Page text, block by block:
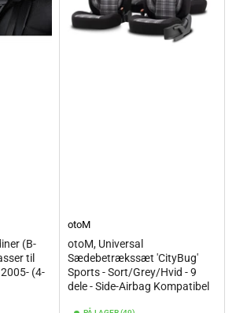
(B-
til
(4-
otoM
otoM, Universal
Sædebetrækssæt 'CityBug'
Sports - Sort/Grey/Hvid - 9
dele - Side-Airbag Kompatibel